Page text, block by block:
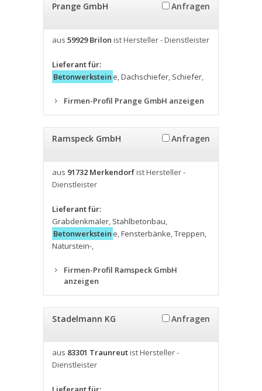
Prange GmbH Anfragen
aus 59929 Brilon ist Hersteller - Dienstleister
Lieferant für:
Betonwerkstein e,Dachschiefer, Schiefer,
Firmen-Profil Prange GmbH anzeigen
Ramspeck GmbH Anfragen
aus 91732 Merkendorfist Hersteller -
Dienstleister
Lieferant für:
Grabdenkmäler, Stahlbetonbau,
Betonwerkstein e,Fensterbänke,Treppen,
Naturstein-,
Firmen-Profil Ramspeck GmbH
anzeigen
Stadelmann KG Anfragen
aus 83301 Traunreutist Hersteller -
Dienstleister